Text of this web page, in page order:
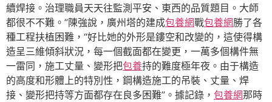
續焊接。治理職員天天往監測平安、東西的品質題目。大師
都很不不難。”陳強說，廣州塔的建成包養網戰包養網勝了各
種工程扶植困難，“好比她的外形是鏤空和改變的，這使得構
造呈三維傾斜狀況，每一個截面都在變更，一萬多個構件無
一雷同，施工丈量、變形把包養持的難度極年夜。由于構造
的高度和形體上的特別性，鋼構造施工的吊裝、丈量、焊
接、變形把持等方面都存在良多困難”。據記錄， 包養網那時